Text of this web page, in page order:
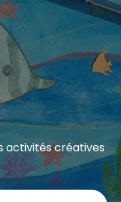
activités créatives